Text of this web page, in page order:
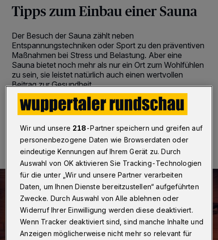
Tipps zum Einbau einer Sauna
Der Besuch der Sauna zählt neben
Entspannungstechniken oder Sport zu den präventiven
Maßnahmen bei Stress und Belastung. Aber eine
Sauna bietet noch mehr als nur ein Ort zum Wohlfühlen
zu sein, sie leistet natürlich auch einen wertvollen
Beitrag zur Gesundheit.
2 Minuten Lesezeit
Wir und unsere 218-Partner speichern und greifen auf
personenbezogene Daten wie Browserdaten oder
eindeutige Kennungen auf Ihrem Gerät zu. Durch
Auswahl von OK aktivieren Sie Tracking-Technologien
für die unter „Wir und unsere Partner verarbeiten
Daten, um Ihnen Dienste bereitzustellen“ aufgeführten
Zwecke. Durch Auswahl von Alle ablehnen oder
Widerruf Ihrer Einwilligung werden diese deaktiviert.
Wenn Tracker deaktiviert sind, sind manche Inhalte und
Anzeigen möglicherweise nicht mehr so relevant für